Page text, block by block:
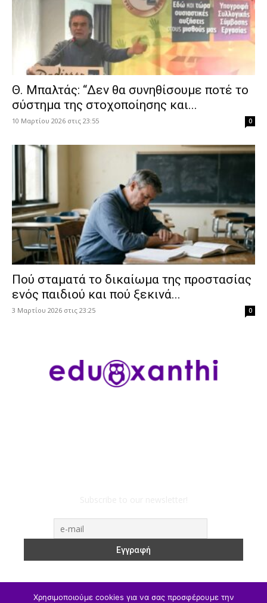
Θ. Μπαλτάς: “Δεν θα συνηθίσουμε ποτέ το
σύστημα της στοχοποίησης και...
10 Μαρτίου 2026 στις 23:55 0
Πού σταματά το δικαίωμα της προστασίας
ενός παιδιού και πού ξεκινά...
3 Μαρτίου 2026 στις 23:25 0
Χρησιμοποιούμε cookies για να σας προσφέρουμε την